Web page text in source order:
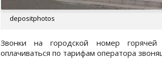
depositphotos
Звонки на городской номер
оплачиваться по тарифам оператора